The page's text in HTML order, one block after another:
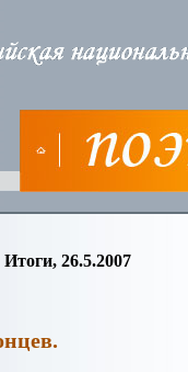
Итоги, 26.5.2007